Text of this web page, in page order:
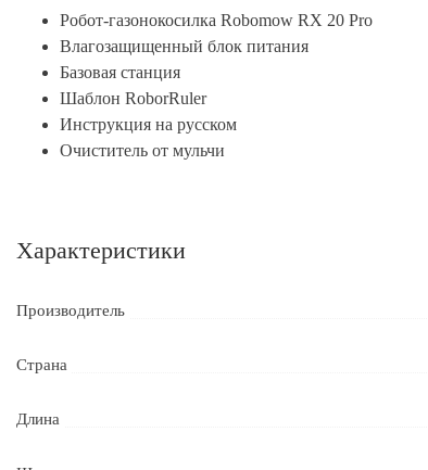
Робот-газонокосилка Robomow RX 20 Pro
Влагозащищенный блок питания
Базовая станция
Шаблон RoborRuler
Инструкция на русском
Очиститель от мульчи
Характеристики
Производитель
Страна
Длина